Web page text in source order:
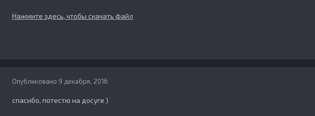
Нажмите здесь, чтобы скачать файл
Опубликовано 9 декабря, 2016
спасибо, потестю на досуге )